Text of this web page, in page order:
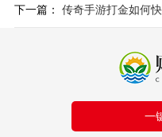
下一篇： 传奇手游打金如何快速
一